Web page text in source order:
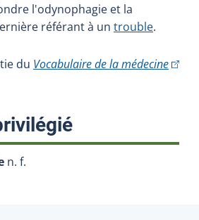
l'odynophagie et la
référant à un trouble.
du Vocabulaire de la médecine(Cet
:
n. f.